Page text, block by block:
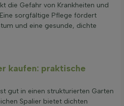
die Gefahr von Krankheiten und
sorgfältige Pflege fördert
und eine gesunde, dichte
kaufen: praktische
gut in einen strukturierten Garten
Spalier bietet dichten